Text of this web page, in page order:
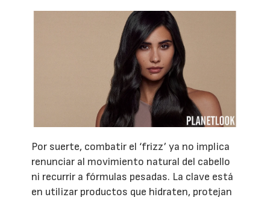
Por suerte, combatir el ‘frizz’ ya no implica
renunciar al movimiento natural del cabello
ni recurrir a fórmulas pesadas. La clave está
en utilizar productos que hidraten, protejan